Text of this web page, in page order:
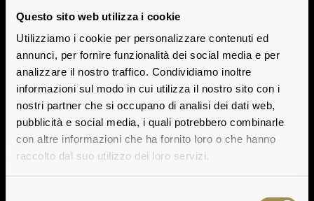
Questo sito web utilizza i cookie
Utilizziamo i cookie per personalizzare contenuti ed
annunci, per fornire funzionalità dei social media e per
analizzare il nostro traffico. Condividiamo inoltre
informazioni sul modo in cui utilizza il nostro sito con i
nostri partner che si occupano di analisi dei dati web,
pubblicità e social media, i quali potrebbero combinarle
con altre informazioni che ha fornito loro o che hanno
raccolto dal suo utilizzo dei loro servizi.